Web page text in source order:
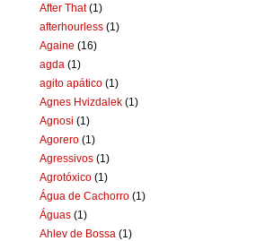
After That (1)
afterhourless (1)
Againe (16)
agda (1)
agito apático (1)
Agnes Hvizdalek (1)
Agnosi (1)
Agorero (1)
Agressivos (1)
Agrotóxico (1)
Água de Cachorro (1)
Águas (1)
Ahlev de Bossa (1)